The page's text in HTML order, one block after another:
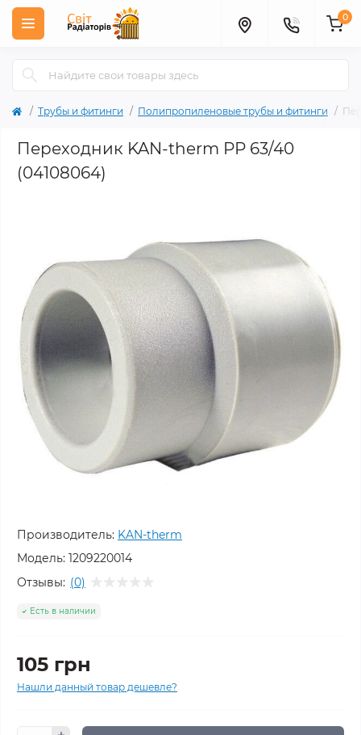
0
Трубы и фитинги Полипропиленовые трубы и фитинги
Переходник KAN-therm РР 63/40
(04108064)
Производитель: KAN-therm
Модель: 1209220014
Отзывы: (0)
Есть в наличии
105 грн
Нашли данный товар дешевле?